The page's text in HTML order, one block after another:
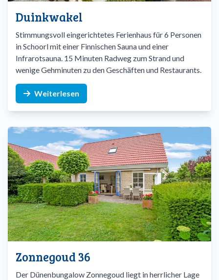
Duinkwakel
Stimmungsvoll eingerichtetes Ferienhaus für 6 Personen
in Schoorl mit einer Finnischen Sauna und einer
Infrarotsauna. 15 Minuten Radweg zum Strand und
wenige Gehminuten zu den Geschäften und Restaurants.
Weiterlesen
Zonnegoud 36
Der Dünenbungalow Zonnegoud liegt in herrlicher Lage